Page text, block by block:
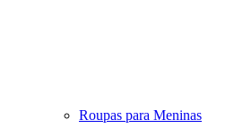
Roupas para Meninas